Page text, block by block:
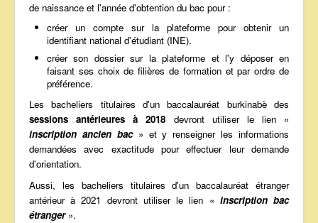
de naissance et l'année d'obtention du bac pour :
créer un compte sur la plateforme pour obtenir un
identifiant national d'étudiant (INE).
créer son dossier sur la plateforme et l'y déposer en
faisant ses choix de filières de formation et par ordre de
préférence.
Les bacheliers titulaires d'un baccalauréat burkinabè des
sessions antérieures à 2018 devront utiliser le lien «
inscription ancien bac» et y renseigner les informations
demandées avec exactitude pour effectuer leur demande
d'orientation.
Aussi, les bacheliers titulaires d'un baccalauréat étranger
antérieur à 2021 devront utiliser le lien « inscription bac
étranger».